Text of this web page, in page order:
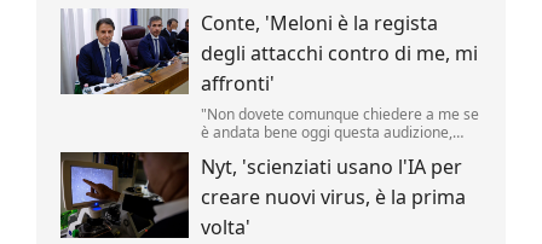
superato in rimonta il cinese Shang
Juncheng, n.
Conte, 'Meloni è la regista
degli attacchi contro di me, mi
affronti'
"Non dovete comunque chiedere a me se
è andata bene oggi questa audizione,
soddisfatta, perché lei è la regista di tutto
Nyt, 'scienziati usano l'IA per
creare nuovi virus, è la prima
volta'